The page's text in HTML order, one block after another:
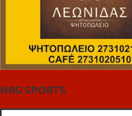
NRG SPORTS